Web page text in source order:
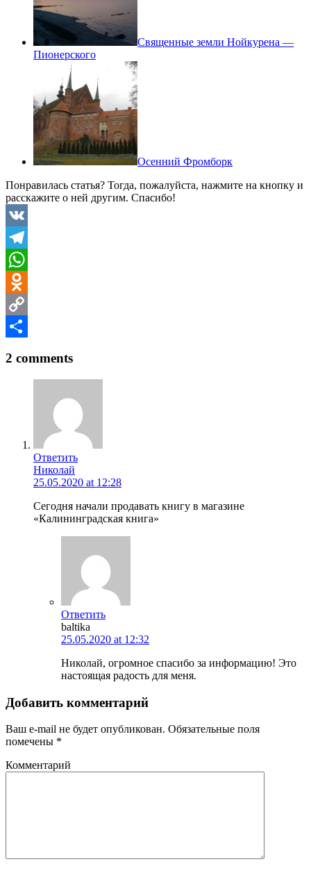
Священные земли Нойкурена —
Пионерского
Осенний Фромборк
Понравилась статья? Тогда, пожалуйста, нажмите на кнопку и
расскажите о ней другим. Спасибо!
VK
Telegram
WhatsApp
Odnoklassniki
Copy
2 comments
Ответить
Николай
25.05.2020 at 12:28
Сегодня начали продавать книгу в магазине
«Калининградская книга»
Ответить
baltika
25.05.2020 at 12:32
Николай, огромное спасибо за информацию! Это
настоящая радость для меня.
Добавить комментарий
Ваш e-mail не будет опубликован. Обязательные поля
помечены *
Комментарий